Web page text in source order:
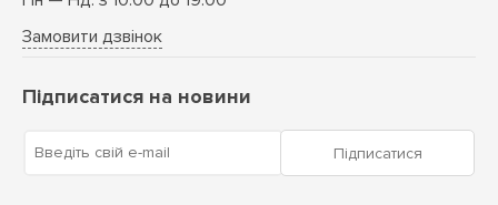
Замовити дзвінок
Підписатися на новини
Введіть свій e-mail Підписатися